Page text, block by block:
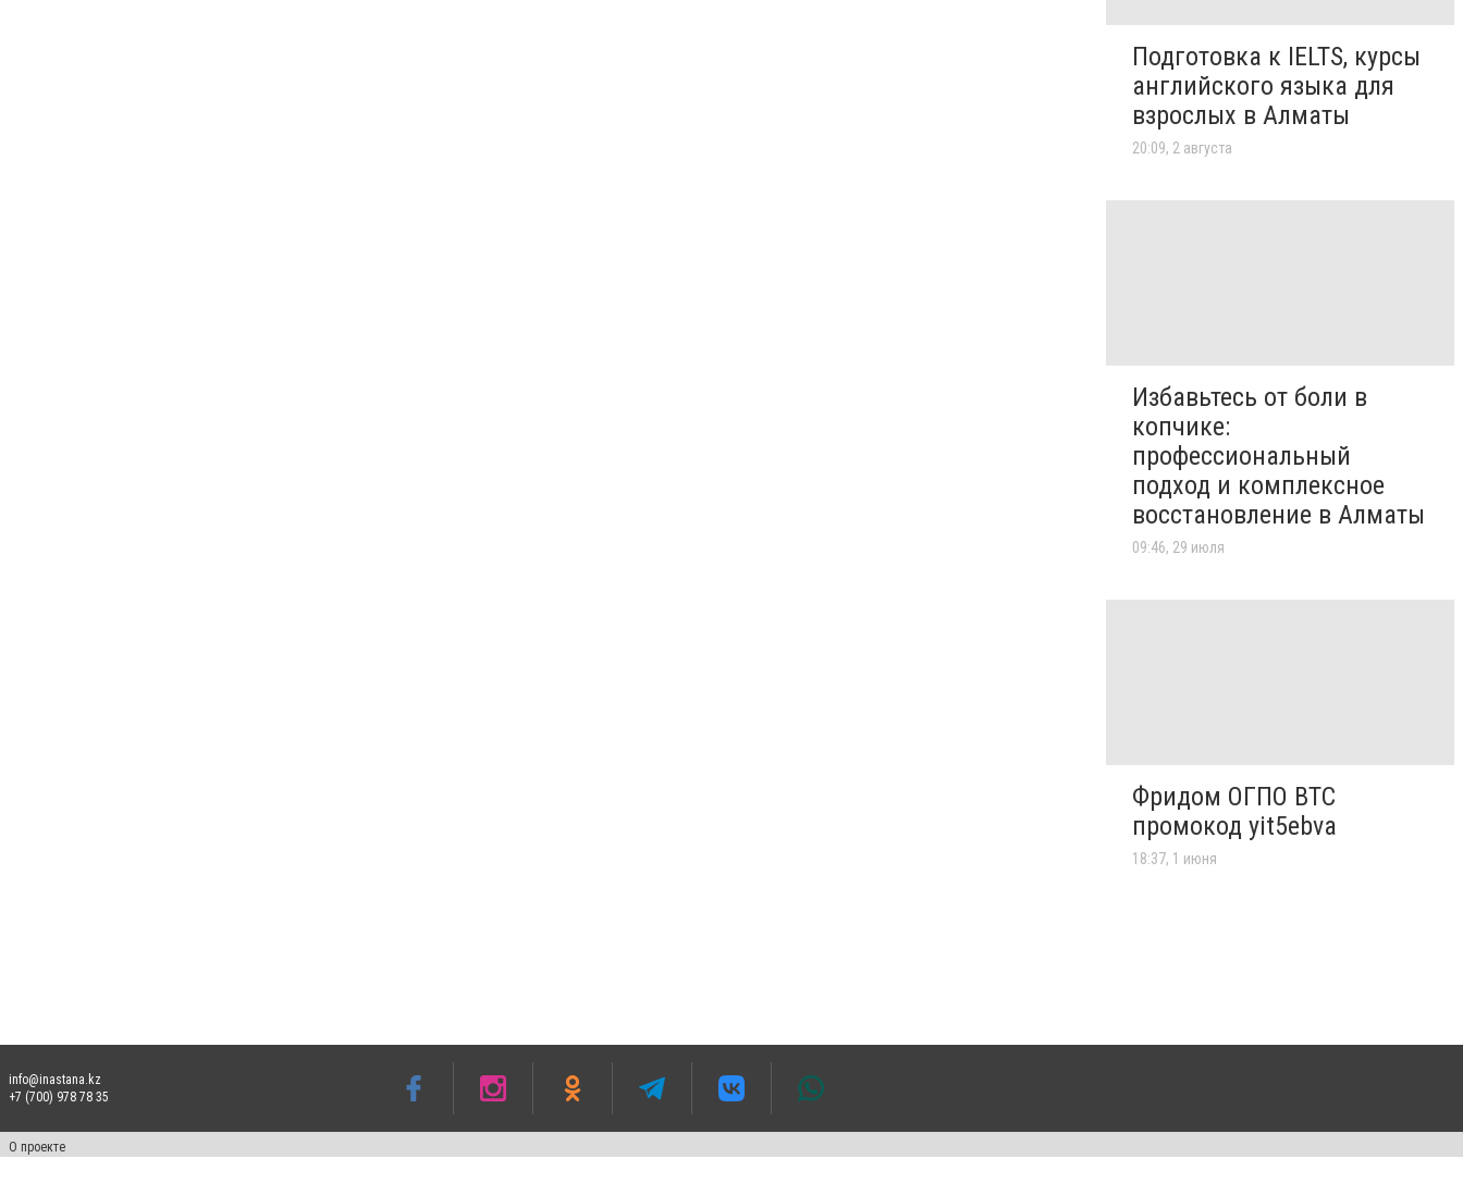
Подготовка к IELTS, курсы
английского языка для
взрослых в Алматы
20:09, 2 августа
Избавьтесь от боли в
копчике:
профессиональный
подход и комплексное
восстановление в Алматы
09:46, 29 июля
Фридом ОГПО ВТС
промокод yit5ebva
18:37, 1 июня
info@inastana.kz
+7 (700) 978 78 35
О проекте